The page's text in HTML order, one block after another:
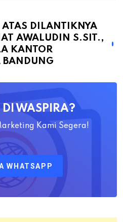
ATAS DILANTIKNYA
AWALUDIN S.SIT.,
KANTOR
BANDUNG
WASPIRA?
Kami Segera!
WHATSAPP